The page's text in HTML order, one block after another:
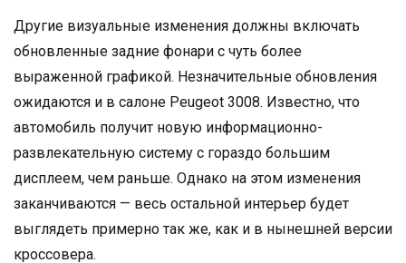
Другие визуальные изменения должны включать
обновленные задние фонари с чуть более
выраженной графикой. Незначительные обновления
ожидаются и в салоне Peugeot 3008. Известно, что
автомобиль получит новую информационно-
развлекательную систему с гораздо большим
дисплеем, чем раньше. Однако на этом изменения
заканчиваются — весь остальной интерьер будет
выглядеть примерно так же, как и в нынешней версии
кроссовера.